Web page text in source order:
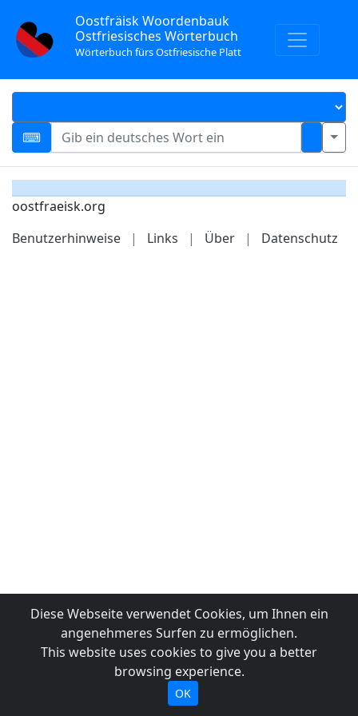
Oostfräisk Woordenbauk
Ostfriesisches Wörterbuch
Wörterbuch fürs Ostfriesische Platt
oostfraeisk.org
Benutzerhinweise
| Links | Über | Datenschutz
Diese Webseite verwendet Cookies, um Ihnen ein
angenehmeres Surfen zu ermöglichen.
This website uses cookies to give you a better
browsing experience.
OK